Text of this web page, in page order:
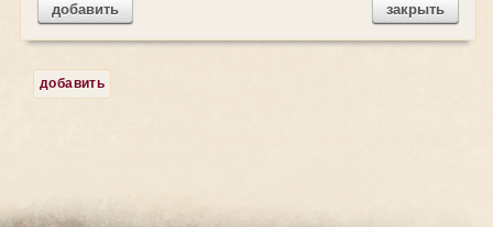
добавить закрыть
добавить